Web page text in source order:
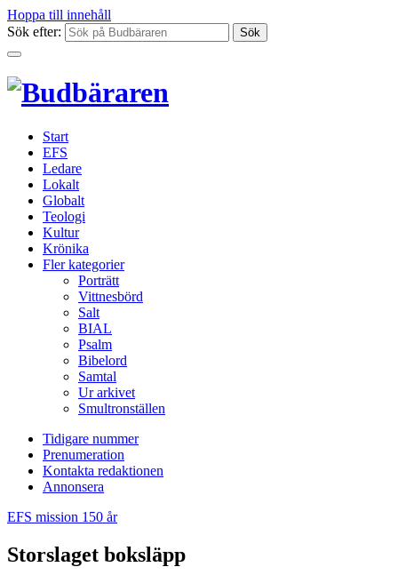
Hoppa till innehåll
Sök efter:
Start
EFS
Ledare
Lokalt
Globalt
Teologi
Kultur
Krönika
Fler kategorier
Porträtt
Vittnesbörd
Salt
BIAL
Psalm
Bibelord
Samtal
Ur arkivet
Smultronställen
Tidigare nummer
Prenumeration
Kontakta redaktionen
Annonsera
EFS mission 150 år
Storslaget boksläpp